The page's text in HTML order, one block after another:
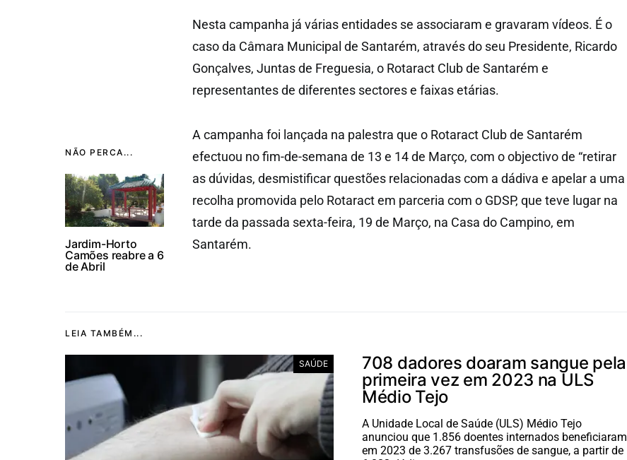
NÃO PERCA...
Jardim-Horto
Camões reabre a 6
de Abril
Nesta campanha já várias entidades se associaram e gravaram vídeos. É o
caso da Câmara Municipal de Santarém, através do seu Presidente, Ricardo
Gonçalves, Juntas de Freguesia, o Rotaract Club de Santarém e
representantes de diferentes sectores e faixas etárias.
A campanha foi lançada na palestra que o Rotaract Club de Santarém
efectuou no fim-de-semana de 13 e 14 de Março, com o objectivo de “retirar
as dúvidas, desmistificar questões relacionadas com a dádiva e apelar a uma
recolha promovida pelo Rotaract em parceria com o GDSP, que teve lugar na
tarde da passada sexta-feira, 19 de Março, na Casa do Campino, em
Santarém.
LEIA TAMBÉM...
SAÚDE
708 dadores doaram sangue pela
primeira vez em 2023 na ULS
Médio Tejo
A Unidade Local de Saúde (ULS) Médio Tejo
anunciou que 1.856 doentes internados beneficiaram
em 2023 de 3.267 transfusões de sangue, a partir de